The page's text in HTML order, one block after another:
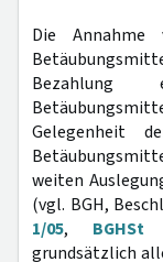
Die
Bezahlung
Gelegenheit
weiten
(vgl. BGH,
1/05,
grundsätzlich